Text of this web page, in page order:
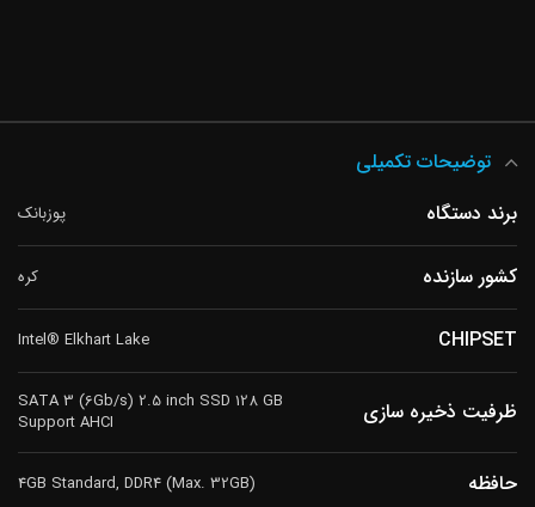
توضیحات تکمیلی
برند دستگاه
پوزبانک
کشور سازنده کره
CHIPSET
Intel® Elkhart Lake
ظرفیت ذخیره سازی
SATA 3 (6Gb/s) 2.5 inch SSD 128 GB
Support AHCI
حافظه 4GB Standard, DDR4 (Max. 32GB)